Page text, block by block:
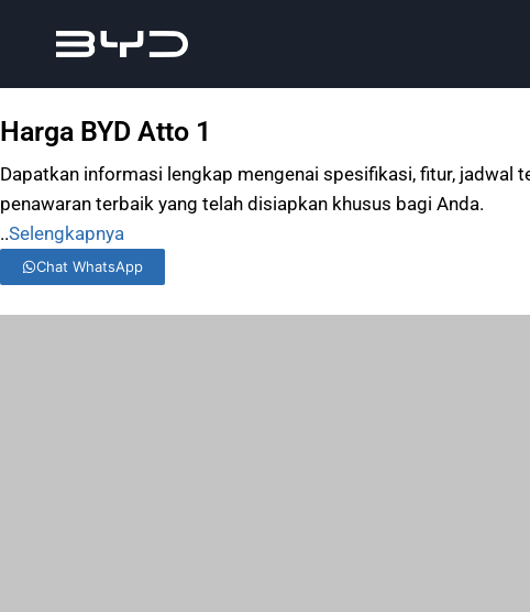
Harga BYD Atto 1
Dapatkan informasi lengkap mengenai spesifikasi, fitur, jadwal
penawaran terbaik yang telah disiapkan khusus bagi Anda.
..Selengkapnya
Chat WhatsApp